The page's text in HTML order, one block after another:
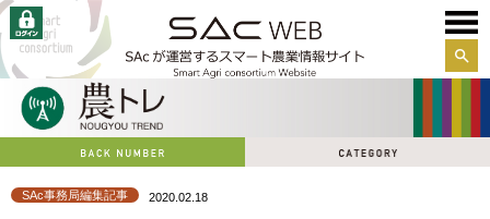
サイ
SAc事務局編集記事 2020.02.18